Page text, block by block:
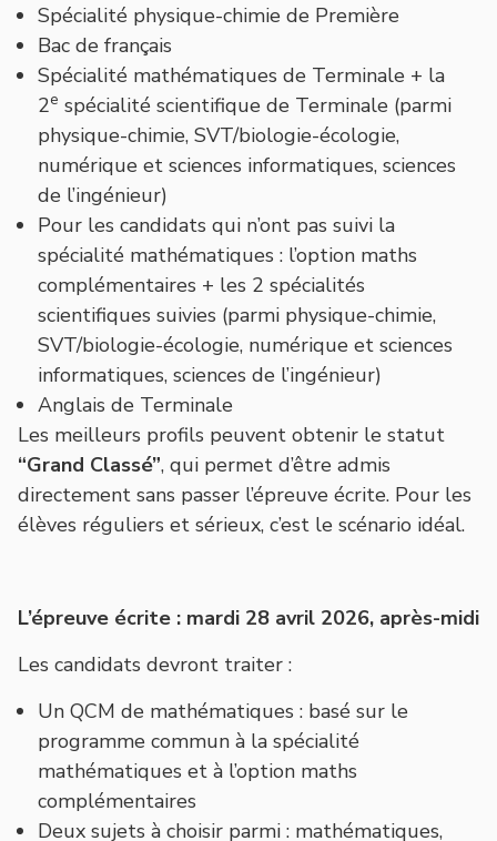
Spécialité physique-chimie de Première
Bac de français
Spécialité mathématiques de Terminale + la
2e spécialité scientifique de Terminale (parmi
physique-chimie, SVT/biologie-écologie,
numérique et sciences informatiques, sciences
de l’ingénieur)
Pour les candidats qui n’ont pas suivi la
spécialité mathématiques : l’option maths
complémentaires + les 2 spécialités
scientifiques suivies (parmi physique-chimie,
SVT/biologie-écologie, numérique et sciences
informatiques, sciences de l’ingénieur)
Anglais de Terminale
Les meilleurs profils peuvent obtenir le statut
“Grand Classé”, qui permet d’être admis
directement sans passer l’épreuve écrite. Pour les
élèves réguliers et sérieux, c’est le scénario idéal.
L’épreuve écrite : mardi 28 avril 2026, après-midi
Les candidats devront traiter :
Un QCM de mathématiques : basé sur le
programme commun à la spécialité
mathématiques et à l’option maths
complémentaires
Deux sujets à choisir parmi : mathématiques,